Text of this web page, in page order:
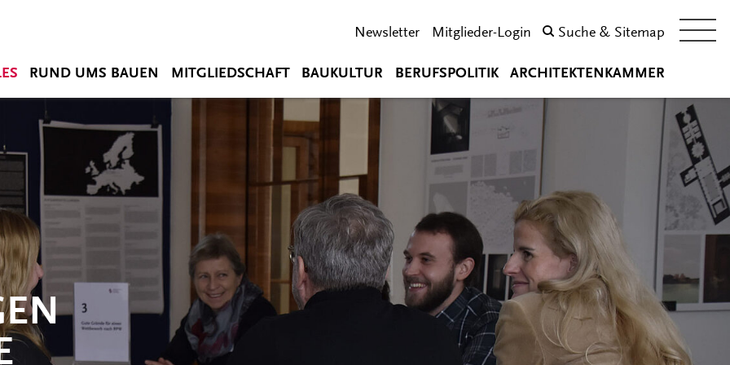
Newsletter Mitglieder-Login Suche & Sitemap
RUND UMS BAUEN MITGLIEDSCHAFT BAUKULTUR BERUFSPOLITIK ARCHITEKTENKAMMER